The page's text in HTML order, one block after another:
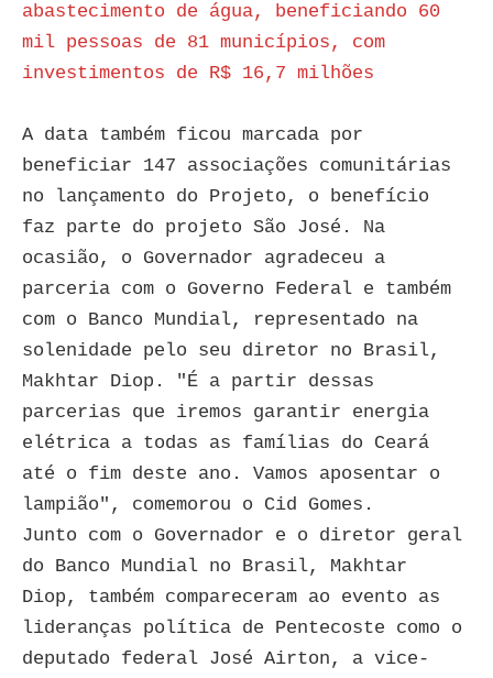
abastecimento de água, beneficiando 60
mil pessoas de 81 municípios, com
investimentos de R$ 16,7 milhões
A data também ficou marcada por
beneficiar 147 associações comunitárias
no lançamento do Projeto, o benefício
faz parte do projeto São José. Na
ocasião, o Governador agradeceu a
parceria com o Governo Federal e também
com o Banco Mundial, representado na
solenidade pelo seu diretor no Brasil,
Makhtar Diop. "É a partir dessas
parcerias que iremos garantir energia
elétrica a todas as famílias do Ceará
até o fim deste ano. Vamos aposentar o
lampião", comemorou o Cid Gomes.
Junto com o Governador e o diretor geral
do Banco Mundial no Brasil, Makhtar
Diop, também compareceram ao evento as
lideranças política de Pentecoste como o
deputado federal José Airton, a vice-